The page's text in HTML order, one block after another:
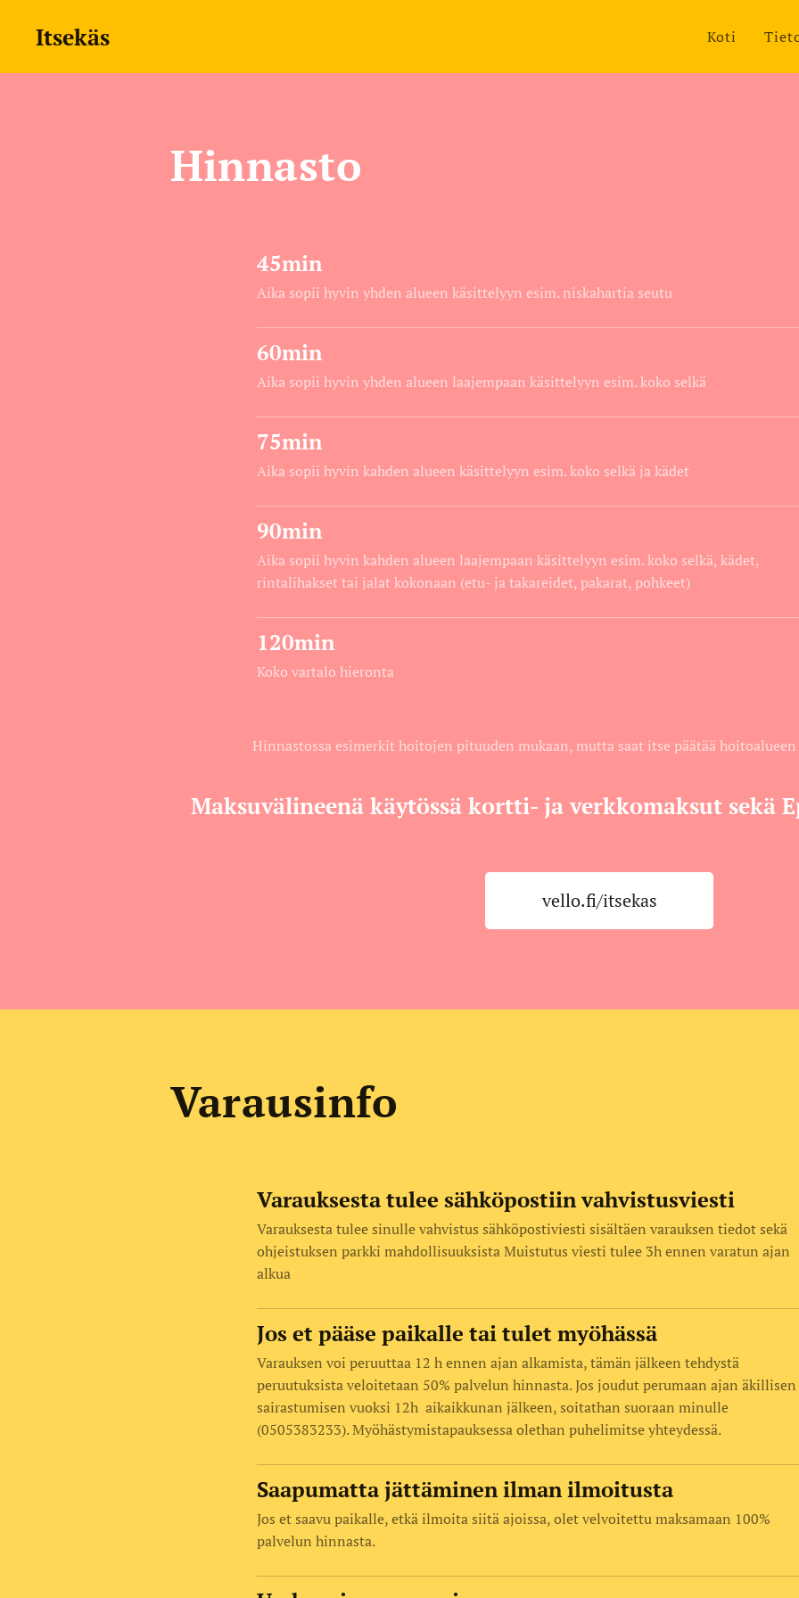
Itsekäs Koti
Hinnasto
45min
Aika sopii hyvin yhden alueen käsittelyyn esim. niskahartia seutu
60min
Aika sopii hyvin yhden alueen laajempaan käsittelyyn esim. koko selkä
75min
Aika sopii hyvin kahden alueen käsittelyyn esim. koko selkä ja kädet
90min
Aika sopii hyvin kahden alueen laajempaan käsittelyyn esim. koko selkä, kädet,
rintalihakset tai jalat kokonaan (etu- ja takareidet, pakarat, pohkeet)
120min
Koko vartalo hieronta
Hinnastossa esimerkit hoitojen pituuden mukaan, mutta saat itse päätää
Maksuvälineenä käytössä kortti- ja verkkomaksut sekä
vello.fi/itsekas
Varausinfo
Varauksesta tulee sähköpostiin vahvistusviesti
Varauksesta tulee sinulle vahvistus sähköpostiviesti sisältäen varauksen tiedot sekä
ohjeistuksen parkki mahdollisuuksista Muistutus viesti tulee 3h ennen varatun ajan
alkua
Jos et pääse paikalle tai tulet myöhässä
Varauksen voi peruuttaa 12 h ennen ajan alkamista, tämän jälkeen tehdystä
peruutuksista veloitetaan 50% palvelun hinnasta. Jos joudut perumaan ajan äkillisen
sairastumisen vuoksi 12h aikaikkunan jälkeen, soitathan suoraan minulle
(0505383233). Myöhästymistapauksessa olethan puhelimitse yhteydessä.
Saapumatta jättäminen ilman ilmoitusta
Jos et saavu paikalle, etkä ilmoita siitä ajoissa, olet velvoitettu maksamaan 100%
palvelun hinnasta.